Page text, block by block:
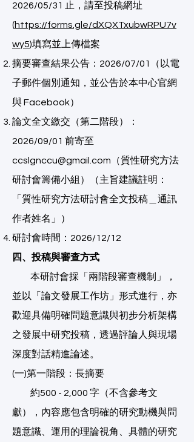
2026/05/31 止，請至投稿網址
(https://forms.gle/dXQXTxubwRPU7v
wy5)填寫並上傳檔案
摘要審查結果公告：2026/07/01（以電
子郵件個別通知，並公告於本中心官網
與 Facebook）
論文全文繳交（第二階段）：
2026/09/01 前寄至
ccslgnccu@gmail.com （質性研究方法
研討會籌備小組）（主旨建議註明：
「質性研究方法研討會全文投稿＿通訊
作者姓名」）
研討會時間：2026/12/12
四、投稿與審查方式
本研討會採「兩階段審查機制」，
並以「論文發展工作坊」形式進行，亦
歡迎具備明確問題意識與初步分析架構
之發展中研究投稿，透過評論人與現場
深度對話精進論述。
(一)第一階段：長摘要
約500 - 2,000 字（不含參考文
獻），內容應包含明確的研究動機與問
題意識、運用的理論視角、具體的研究